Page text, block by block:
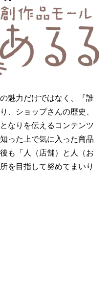
魅力だけではなく、『誰
、ショップさんの歴史、
なりを伝えるコンテンツ
った上で気に入った商品
も「人（店舗）と人（お
を目指して努めてまいり